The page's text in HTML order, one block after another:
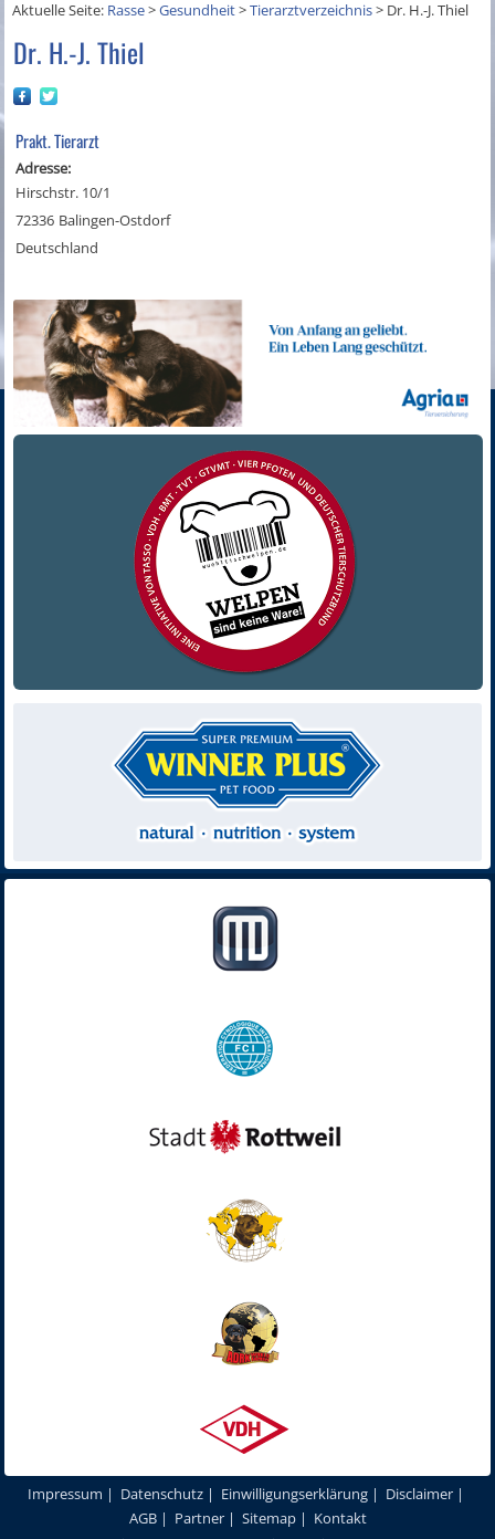
Aktuelle Seite: Rasse>Gesundheit>Tierarztverzeichnis> Dr. H.-J. Thiel
Dr. H.-J. Thiel
Prakt. Tierarzt
Adresse:
Hirschstr. 10/1
72336 Balingen-Ostdorf
Deutschland
Impressum | Datenschutz | Einwilligungserklärung | Disclaimer |
AGB| Partner| Sitemap| Kontakt